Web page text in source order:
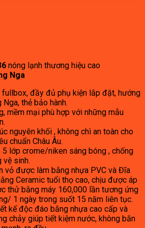
nóng lạnh thương hiệu cao
Nga
fullbox, đầy đủ phụ kiện lắp đặt, hướng
thẻ bảo hành.
mềm mại phù hợp với những mẫu
nguyên khối , không chì an toàn cho
chuẩn Châu Âu.
5 lớp crome/niken sáng bóng , chống
vệ sinh.
vỏ được làm bằng nhựa PVC và Đĩa
Ceramic tuổi thọ cao, chịu được áp
thử bằng máy 160,000 lần tương ứng
1 ngày trong suốt 15 năm liên tục.
kế độc đáo bằng nhựa cao cấp và
chảy giúp tiết kiệm nước, không bắn